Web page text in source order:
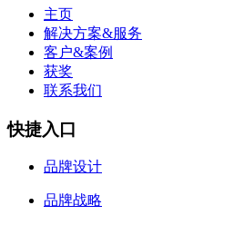
主页
解决方案&服务
客户&案例
获奖
联系我们
快捷入口
品牌设计
品牌战略